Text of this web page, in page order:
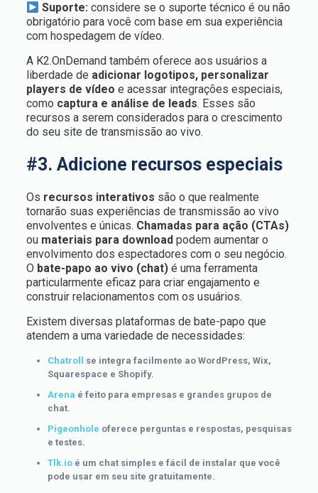
Suporte: considere se o suporte técnico é ou não
obrigatório para você com base em sua experiência
com hospedagem de vídeo.
A K2.OnDemand também oferece aos usuários a
liberdade de adicionar logotipos, personalizar
players de vídeo e acessar integrações especiais,
como captura e análise de leads. Esses são
recursos a serem considerados para o crescimento
do seu site de transmissão ao vivo.
#3. Adicione recursos especiais
Os recursos interativos são o que realmente
tornarão suas experiências de transmissão ao vivo
envolventes e únicas. Chamadas para ação (CTAs)
ou materiais para downloadpodem aumentar o
envolvimento dos espectadores com o seu negócio.
O bate-papo ao vivo (chat)é uma ferramenta
particularmente eficaz para criar engajamento e
construir relacionamentos com os usuários.
Existem diversas plataformas de bate-papo que
atendem a uma variedade de necessidades:
Chatroll
se integra facilmente ao WordPress, Wix,
Squarespace e Shopify.
Arena é feito para empresas e grandes grupos de
chat.
Pigeonhole oferece perguntas e respostas, pesquisas
e testes.
Tlk.ioé um chat simples e fácil de instalar que você
pode usar em seu site gratuitamente.